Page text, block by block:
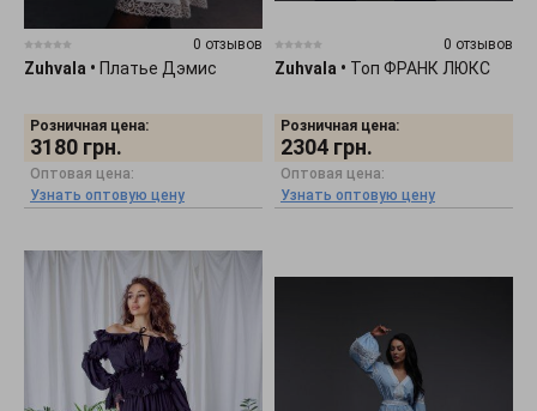
0 отзывов
Zuhvala • Платье Дэмис
Розничная цена:
3180 грн.
Оптовая цена:
Узнать оптовую цену
0 отзывов
Zuhvala • Топ ФРАНК ЛЮКС
Розничная цена:
2304 грн.
Оптовая цена:
Узнать оптовую цену